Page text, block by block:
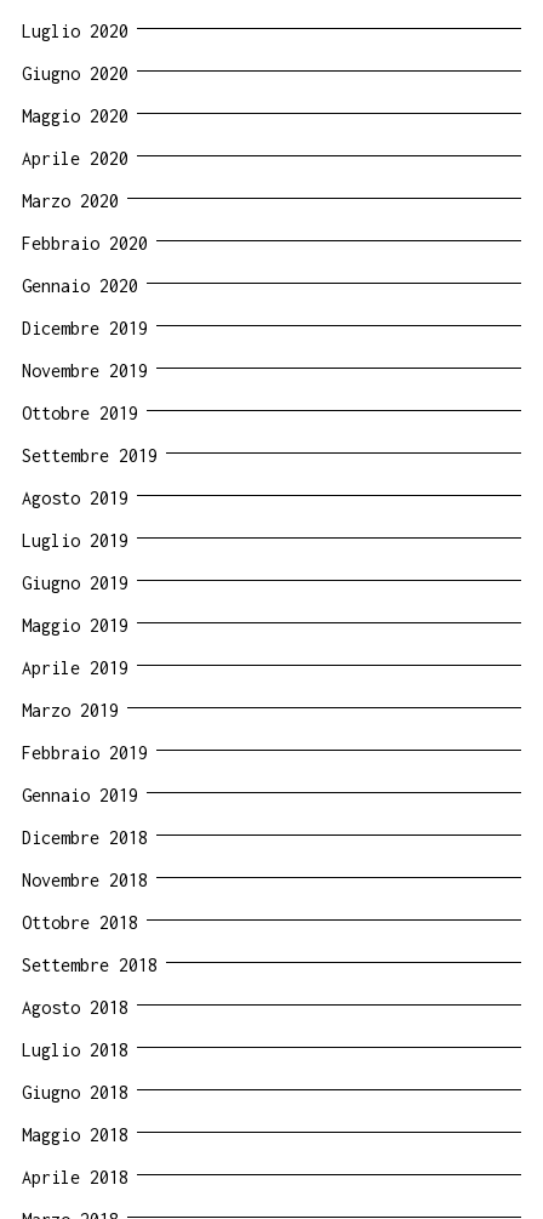
Luglio 2020
Giugno 2020
Maggio 2020
Aprile 2020
Marzo 2020
Febbraio 2020
Gennaio 2020
Dicembre 2019
Novembre 2019
Ottobre 2019
Settembre 2019
Agosto 2019
Luglio 2019
Giugno 2019
Maggio 2019
Aprile 2019
Marzo 2019
Febbraio 2019
Gennaio 2019
Dicembre 2018
Novembre 2018
Ottobre 2018
Settembre 2018
Agosto 2018
Luglio 2018
Giugno 2018
Maggio 2018
Aprile 2018